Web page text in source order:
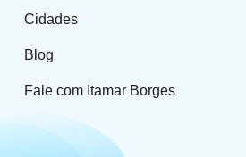
Cidades
Blog
Fale com Itamar Borges